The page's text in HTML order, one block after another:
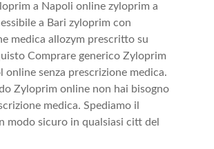
a Napoli online zyloprim a
a Bari zyloprim con
medica allozym prescritto su
Comprare generico Zyloprim
online senza prescrizione medica.
Zyloprim online non hai bisogno
medica. Spediamo il
modo sicuro in qualsiasi citt del